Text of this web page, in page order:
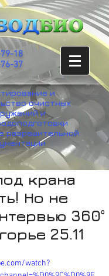
и
очистных
и
разрешительной
18
37
крана
Но не
360°
25.11
watch?